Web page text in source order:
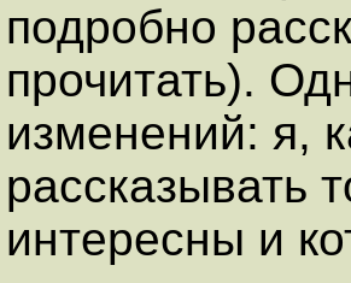
подробно
прочитать).
изменений: я,
рассказывать
интересны и